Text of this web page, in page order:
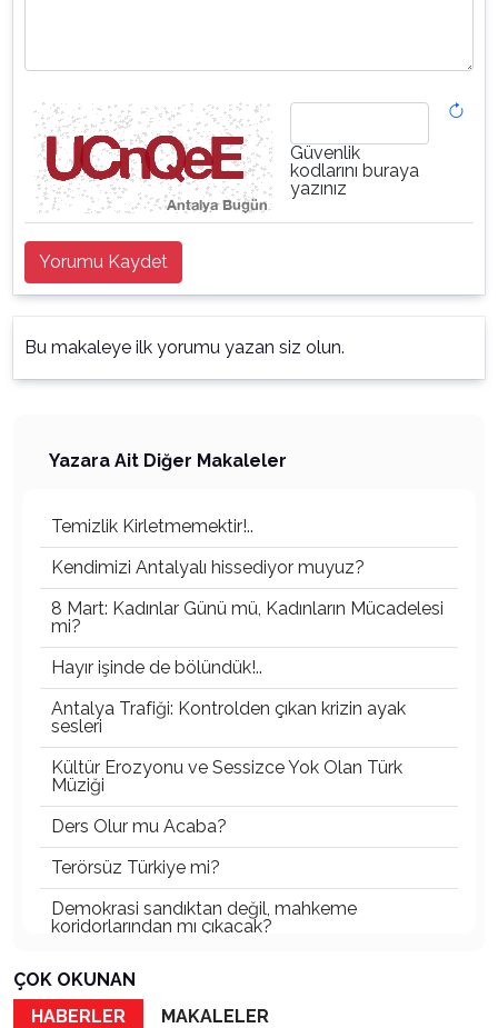
Güvenlik
kodlarını buraya
yazınız
Yorumu Kaydet
Bu makaleye ilk yorumu yazan siz olun.
Yazara Ait Diğer Makaleler
Temizlik Kirletmemektir!..
Kendimizi Antalyalı hissediyor muyuz?
8 Mart: Kadınlar Günü mü, Kadınların Mücadelesi
mi?
Hayır işinde de bölündük!..
Antalya Trafiği: Kontrolden çıkan krizin ayak
sesleri
Kültür Erozyonu ve Sessizce Yok Olan Türk
Müziği
Ders Olur mu Acaba?
Terörsüz Türkiye mi?
Demokrasi sandıktan değil, mahkeme
koridorlarından mı çıkacak?
Gazetecinin kaderi!..
Turizmde Herşey Dahil Sistemi tartışılmalı
ÇOK OKUNAN
HABERLER
MAKALELER